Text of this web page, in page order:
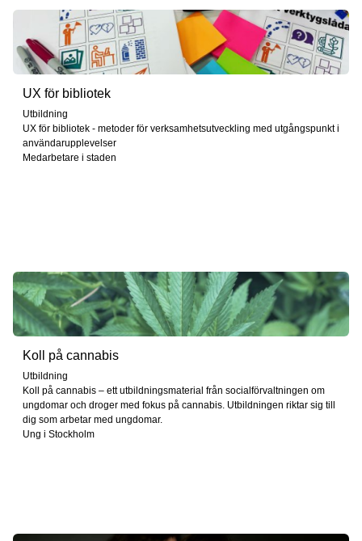
UX för bibliotek
Utbildning
UX för bibliotek - metoder för verksamhetsutveckling med utgångspunkt i
användarupplevelser
Medarbetare i staden
Koll på cannabis
Utbildning
Koll på cannabis – ett utbildningsmaterial från socialförvaltningen om
ungdomar och droger med fokus på cannabis. Utbildningen riktar sig till
dig som arbetar med ungdomar.
Ung i Stockholm